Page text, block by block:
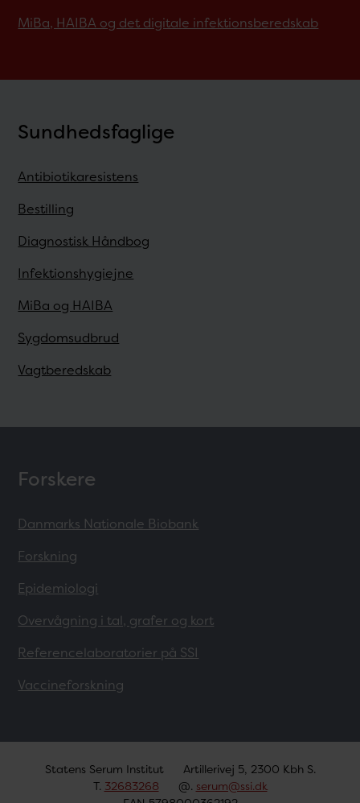
MiBa, HAIBA og det digitale infektionsberedskab
Sundhedsfaglige
Antibiotikaresistens
Bestilling
Diagnostisk Håndbog
Infektionshygiejne
MiBa og HAIBA
Sygdomsudbrud
Vagtberedskab
Forskere
Danmarks Nationale Biobank
Forskning
Epidemiologi
Overvågning i tal, grafer og kort
Referencelaboratorier på SSI
Vaccineforskning
Statens Serum Institut
Artillerivej 5, 2300 Kbh S.
T. 32683268 @. serum@ssi.dk